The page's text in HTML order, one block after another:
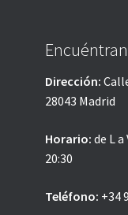
Dirección:
28043 Madrid
Horario: de L a
20:30
Teléfono: +34